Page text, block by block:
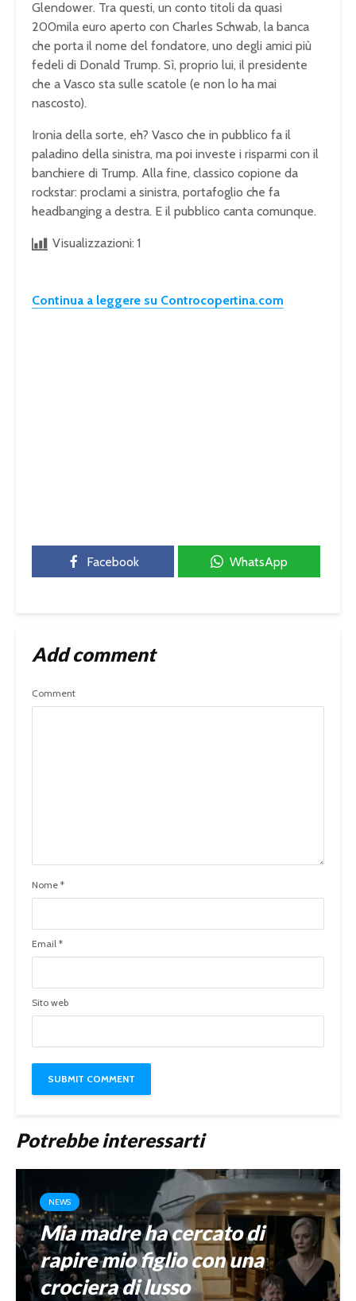
Glendower. Tra questi, un conto titoli da quasi
200mila euro aperto con Charles Schwab, la banca
che porta il nome del fondatore, uno degli amici più
fedeli di Donald Trump. Sì, proprio lui, il presidente
che a Vasco sta sulle scatole (e non lo ha mai
nascosto).
Ironia della sorte, eh? Vasco che in pubblico fa il
paladino della sinistra, ma poi investe i risparmi con il
banchiere di Trump. Alla fine, classico copione da
rockstar: proclami a sinistra, portafoglio che fa
headbanging a destra. E il pubblico canta comunque.
Visualizzazioni: 1
Continua a leggere su Controcopertina.com
Facebook WhatsApp
Add comment
Comment
Nome *
Email *
Sito web
Potrebbe interessarti
NEWS
Mia madre ha cercato di
rapire mio figlio con una
crociera di lusso